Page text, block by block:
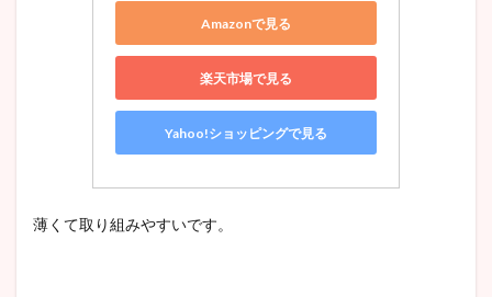
Amazonで見る
楽天市場で見る
Yahoo!ショッピングで見る
薄くて取り組みやすいです。